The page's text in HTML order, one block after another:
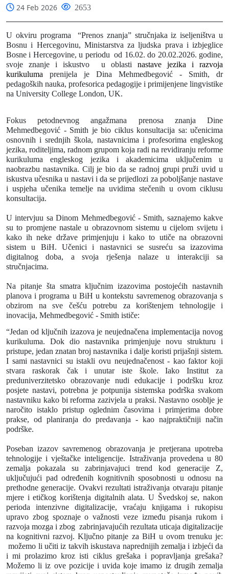
24 Feb 2026 2653
U okviru programa “Prenos znanja” stručnjaka iz iseljeništva u
Bosnu i Hercegovinu, Ministarstva za ljudska prava i izbjeglice
Bosne i Hercegovine, u periodu od 16.02. do 20.02.2026. godine,
svoje znanje i iskustvo u oblasti nastave jezika i razvoja
kurikuluma
prenijela je Dina Mehmedbegović - Smith, dr
pedagoških nauka, profesorica pedagogije i primijenjene lingvistike
na University College London, UK.
Fokus petodnevnog angažmana prenosa znanja Dine
Mehmedbegović - Smith je bio ciklus konsultacija sa: učenicima
osnovnih i srednjih škola, nastavnicima i profesorima engleskog
jezika, roditeljima, radnom grupom koja radi na revidiranju reforme
kurikuluma engleskog jezika i akademicima uključenim u
naobrazbu nastavnika. Cilj je bio da se radnoj grupi pruži uvid u
iskustva učesnika u nastavi i da se prijedlozi za poboljšanje nastave
i uspjeha učenika temelje na uvidima stečenih u ovom ciklusu
konsultacija.
U intervjuu sa Dinom Mehmedbegović - Smith, saznajemo kakve
su to promjene nastale u obrazovnom sistemu u cijelom svijetu i
kako ih neke države primjenjuju i kako to utiče na obrazovni
sistem u BiH. Učenici i nastavnici se susreću sa izazovima
digitalnog doba, a svoja rješenja nalaze u interakciji sa
stručnjacima.
Na pitanje šta smatra ključnim izazovima postojećih nastavnih
planova i programa u BiH u kontekstu savremenog obrazovanja s
obzirom na sve češću potrebu za korištenjem tehnologije i
inovacija, Mehmedbegović - Smith ističe:
“Jedan od ključnih izazova je neujednačena implementacija novog
kurikuluma. Dok dio nastavnika primjenjuje novu strukturu i
pristupe, jedan znatan broj nastavnika i dalje koristi prijašnji sistem.
I sami nastavnici su istakli ovu neujednačenost - kao faktor koji
stvara raskorak čak i unutar iste škole. Iako Institut za
preduniverzitetsko obrazovanje nudi edukacije i podršku kroz
posjete nastavi, potrebna je potpunija sistemska podrška svakom
nastavniku kako bi reforma zazivjela u praksi. Nastavno osoblje je
naročito istaklo pristup oglednim časovima i primjerima dobre
prakse, od planiranja do predavanja - kao najpraktičniji način
podrške.
Poseban izazov savremenog obrazovanja je pretjerana upotreba
tehnologije i vještačke inteligencije. Istraživanja provedena u 80
zemalja pokazala su zabrinjavajuci trend kod generacije Z,
uključujući pad određenih kognitivnih sposobnosti u odnosu na
prethodne generacije. Ovakvi rezultati istraživanja otvaraju pitanje
mjere i etičkog korištenja digitalnih alata. U Švedskoj se, nakon
perioda intenzivne digitalizacije, vraćaju knjigama i rukopisu
upravo zbog spoznaje o važnosti veze između pisanja rukom i
razvoja mozga i zbog zabrinjavajućih rezultata uticaja digitalizacije
na kognitivni razvoj. Ključno pitanje za BiH u ovom trenuku je:
možemo li učiti iz takvih iskustava naprednijih zemalja i izbjeći da
i mi prolazimo kroz isti ciklus grešaka i popravljanja grešaka?
Možemo li iz ove pozicije i uvida koje imamo iz drugih zemalja